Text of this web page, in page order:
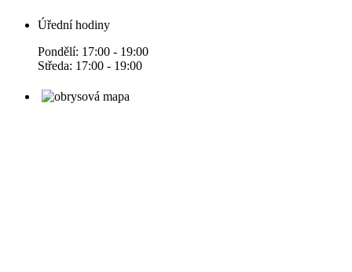
Úřední hodiny
Pondělí: 17:00 - 19:00
Středa: 17:00 - 19:00